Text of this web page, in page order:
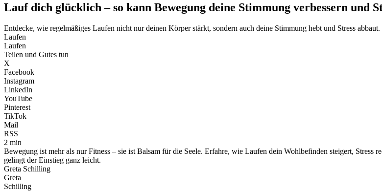
Lauf dich glücklich – so kann Bewegung deine Stimmung verbessern und
Entdecke, wie regelmäßiges Laufen nicht nur deinen Körper stärkt, sondern auch deine Stimmung hebt und Stress abbaut.
Laufen
Laufen
Teilen und Gutes tun
X
Facebook
Instagram
LinkedIn
YouTube
Pinterest
TikTok
Mail
RSS
2 min
Bewegung ist mehr als nur Fitness – sie ist Balsam für die Seele. Erfahre, wie Laufen dein Wohlbefinden steigert,
gelingt der Einstieg ganz leicht.
Greta Schilling
Greta
Schilling